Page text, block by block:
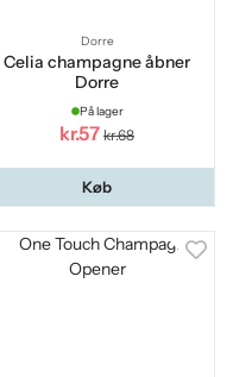
Dorre
Celia champagne åbner
Dorre
På lager
kr.57 kr.68
Køb